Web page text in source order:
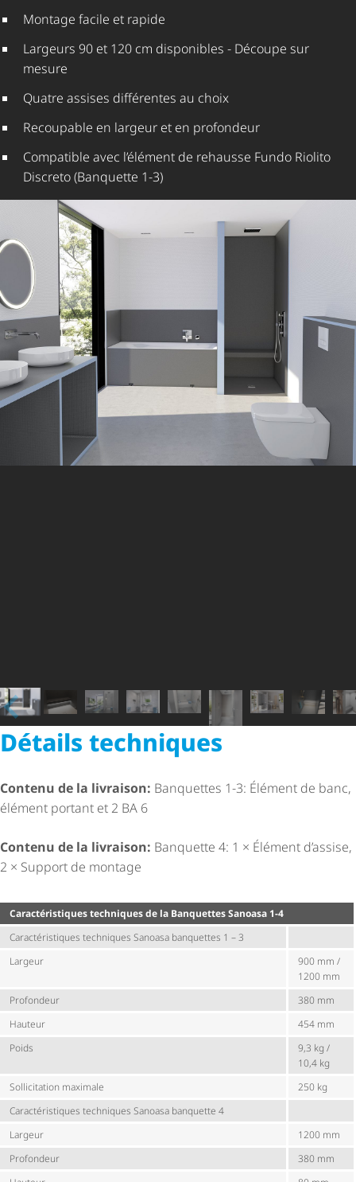
Montage facile et rapide
Largeurs 90 et 120 cm disponibles - Découpe sur
mesure
Quatre assises différentes au choix
Recoupable en largeur et en profondeur
Compatible avec l’élément de rehausse Fundo Riolito
Discreto (Banquette 1-3)
Détails techniques
Contenu de la livraison: Banquettes 1-3: Élément de banc,
élément portant et 2 BA 6
Contenu de la livraison: Banquette 4: 1 × Élément d’assise,
2 × Support de montage
Carac­té­ris­tiques techniques de la Banquettes Sanoasa 1-4
Carac­té­ris­tiques techniques Sanoasa banquettes 1 – 3
Largeur
900 mm /
1200 mm
Profondeur
380 mm
Hauteur
454 mm
Poids
9,3 kg /
10,4 kg
Sollicitation maximale
250 kg
Carac­té­ris­tiques techniques Sanoasa banquette 4
Largeur
1200 mm
Profondeur
380 mm